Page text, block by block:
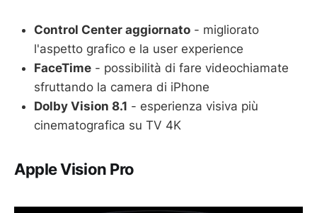
Control Center aggiornato - migliorato
l'aspetto grafico e la user experience
FaceTime - possibilità di fare videochiamate
sfruttando la camera di iPhone
Dolby Vision 8.1 - esperienza visiva più
cinematografica su TV 4K
Apple Vision Pro